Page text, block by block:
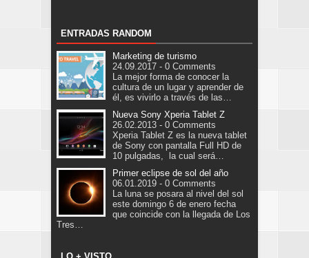
ENTRADAS RANDOM
Marketing de turismo
24.09.2017 - 0 Comments
La mejor forma de conocer la
cultura de un lugar y aprender de
él, es vivirlo a través de las…
Nueva Sony Xperia Tablet Z
26.02.2013 - 0 Comments
Xperia Tablet Z es la nueva tablet
de Sony con pantalla Full HD de
10 pulgadas, la cual será…
Primer eclipse de sol del año
06.01.2019 - 0 Comments
La luna se posara al nivel del sol
este domingo 6 de enero fecha
que coincide con la llegada de Los
Tres…